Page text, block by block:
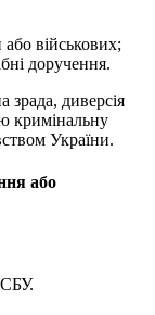
військових;
доручення.
зрада, диверсія
кримінальну
України.
або
СБУ.